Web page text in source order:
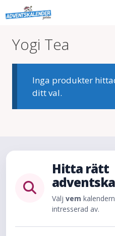
Hoppa
till
Yogi Tea
Inga produkter
ditt val.
Hitta rätt
Välj vem
intresserad av.